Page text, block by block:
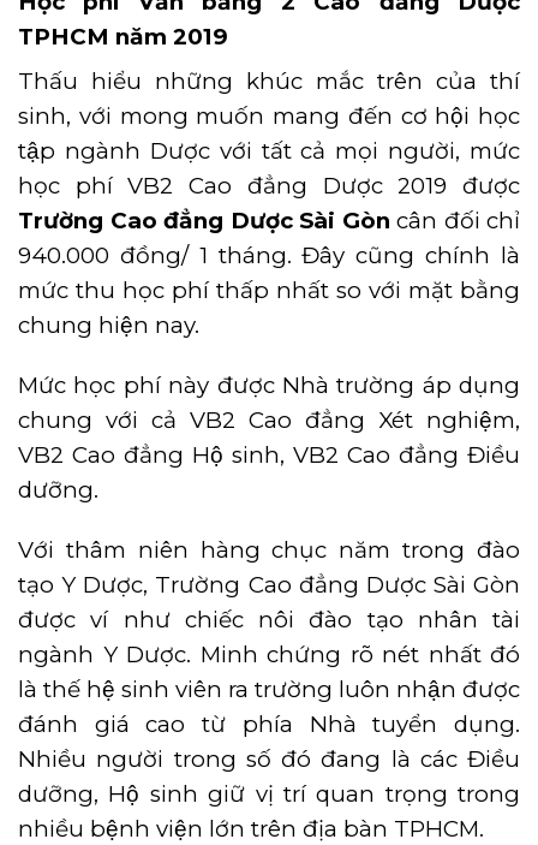
TPHCM năm 2019
Thấu hiểu những khúc mắc trên của thí
sinh, với mong muốn mang đến cơ hội học
tập ngành Dược với tất cả mọi người, mức
học phí VB2 Cao đẳng Dược 2019 được
Trường Cao đẳng Dược Sài Gòn cân đối chỉ
940.000 đồng/ 1 tháng. Đây cũng chính là
mức thu học phí thấp nhất so với mặt bằng
chung hiện nay.
Mức học phí này được Nhà trường áp dụng
chung với cả VB2 Cao đẳng Xét nghiệm,
VB2 Cao đẳng Hộ sinh, VB2 Cao đẳng Điều
dưỡng.
Với thâm niên hàng chục năm trong đào
tạo Y Dược, Trường Cao đẳng Dược Sài Gòn
được ví như chiếc nôi đào tạo nhân tài
ngành Y Dược. Minh chứng rõ nét nhất đó
là thế hệ sinh viên ra trường luôn nhận được
đánh giá cao từ phía Nhà tuyển dụng.
Nhiều người trong số đó đang là các Điều
dưỡng, Hộ sinh giữ vị trí quan trọng trong
nhiều bệnh viện lớn trên địa bàn TPHCM.